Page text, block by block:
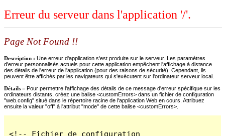
Erreur du serveur dans l'application '/'.
Page Not Found !!
Description : Une erreur d'application s'est produite sur le serveur. Les paramètres
d'erreur personnalisés actuels pour cette application empêchent l'affichage à distance
des détails de l'erreur de l'application (pour des raisons de sécurité). Cependant, ils
peuvent être affichés par les navigateurs qui s'exécutent sur l'ordinateur serveur local.
Détails = Pour permettre l'affichage des détails de ce message d'erreur spécifique sur les
ordinateurs distants, créez une balise <customErrors> dans un fichier de configuration
"web.config" situé dans le répertoire racine de l'application Web en cours. Attribuez
ensuite la valeur "off" à l'attribut "mode" de cette balise <customErrors>.
<!-- Fichier de configuration